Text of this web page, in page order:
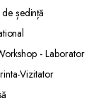
ședință
- Laborator
Vizitator